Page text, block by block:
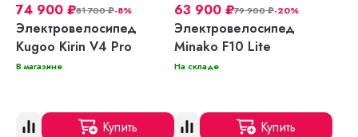
74 900 ₽81 700₽-8%
Электровелосипед
Kugoo Kirin V4 Pro
В магазине
Купить
63 900 ₽79 900₽-20%
Электровелосипед
Minako F10 Lite
На складе
Купить